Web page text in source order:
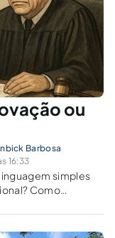
ou
Barbosa
16:33
simples
Como